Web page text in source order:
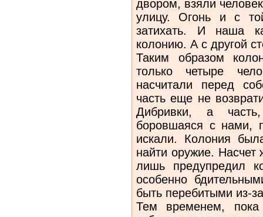
двором, взяли
улицу. Огонь и с
затихать. И наша
колонию. А с другой
Таким образом
только четыре
насчитали перед
часть еще не
Дибривки, а
боровшаяся с нами,
искали. Колония
найти оружие. Насчет
лишь предупредил
особенно
быть перебитыми из-
Тем временем,